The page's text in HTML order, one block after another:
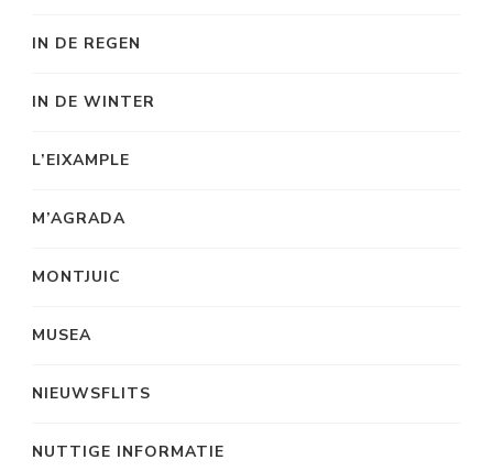
IN DE REGEN
IN DE WINTER
L’EIXAMPLE
M’AGRADA
MONTJUIC
MUSEA
NIEUWSFLITS
NUTTIGE INFORMATIE